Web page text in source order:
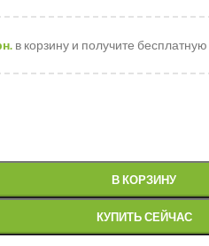
в корзину и получите бесплатную
В КОРЗИНУ
КУПИТЬ СЕЙЧАС